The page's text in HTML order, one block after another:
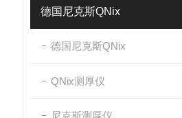
德国尼克斯QNix
德国尼克斯QNix
QNix测厚仪
尼克斯测厚仪